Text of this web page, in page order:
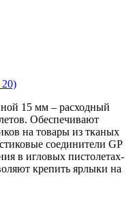
15 мм – расходный
Обеспечивают
на товары из тканых
соединители GP
в игловых пистолетах-
крепить ярлыки на